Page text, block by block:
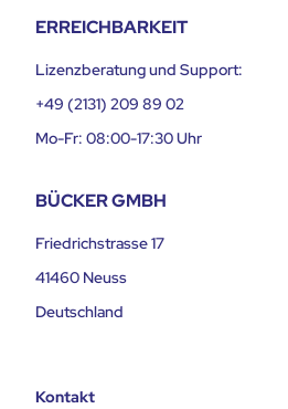
ERREICHBARKEIT
Lizenzberatung und Support:
+49 (2131) 209 89 02
Mo-Fr: 08:00-17:30 Uhr
BÜCKER GMBH
Friedrichstrasse 17
41460 Neuss
Deutschland
Kontakt